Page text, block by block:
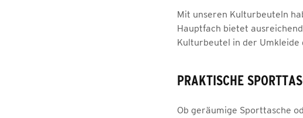
Mit unseren Kulturbeuteln
Hauptfach bietet
Kulturbeutel in der Umkleide
PRAKTISCHE
Ob geräumige Sporttasche